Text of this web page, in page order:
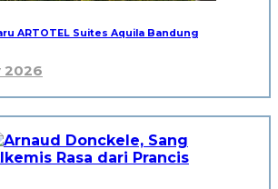
ARTOTEL Suites Aquila Bandung
2026